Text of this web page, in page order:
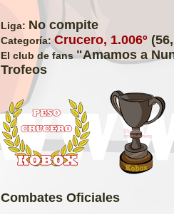
Liga: No compite
Categoría:Crucero, 1.006º
El club de fans "Amamos a
Trofeos
Combates Oficiales